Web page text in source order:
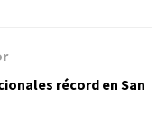
récord en San